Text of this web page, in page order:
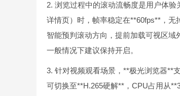
2. 浏览过程中的滚动流畅度是用户体
详情页）时，帧率稳定在**60fps**，
智能预判滚动方向，提前加载可视区
一般情况下建议保持开启。
3. 针对视频观看场景，**极光浏览器**
可切换至**H.265硬解**，CPU占用从